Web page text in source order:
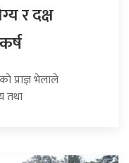
र दक्ष
प्राज्ञ भेलाले
तथा